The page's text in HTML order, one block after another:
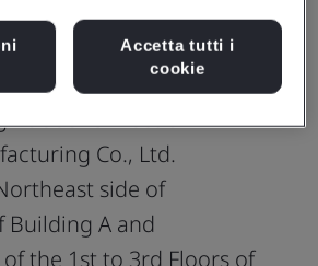
Rubber & Plastic
Co., Ltd.
side of
Building A and
the 1st to 3rd Floors of
Accetta tutti i
cookie